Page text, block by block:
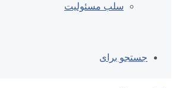
سلب مسئولیت
جستجو برای